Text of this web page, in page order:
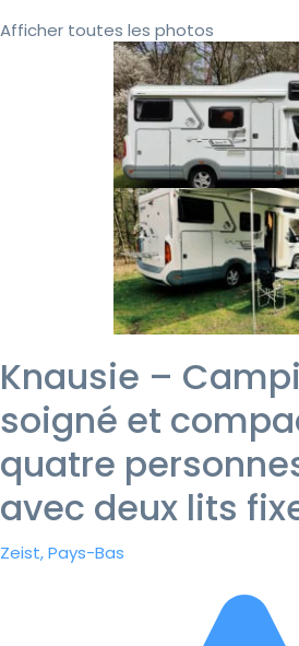
Afficher toutes les photos
Knausie –
soigné et
quatre
avec deux lits
Zeist, Pays-Bas